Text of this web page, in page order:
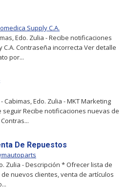
Supply C.A.
Edo. Zulia - Recibe notificaciones
Contraseña incorrecta Ver detalle
por...
Cabimas, Edo. Zulia - MKT Marketing
seguir Recibe notificaciones nuevas de
De Repuestos
Zulia - Descripción * Ofrecer lista de
nuevos clientes, venta de artículos